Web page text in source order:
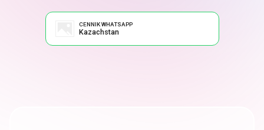
CENNIK WHATSAPP
Kazachstan